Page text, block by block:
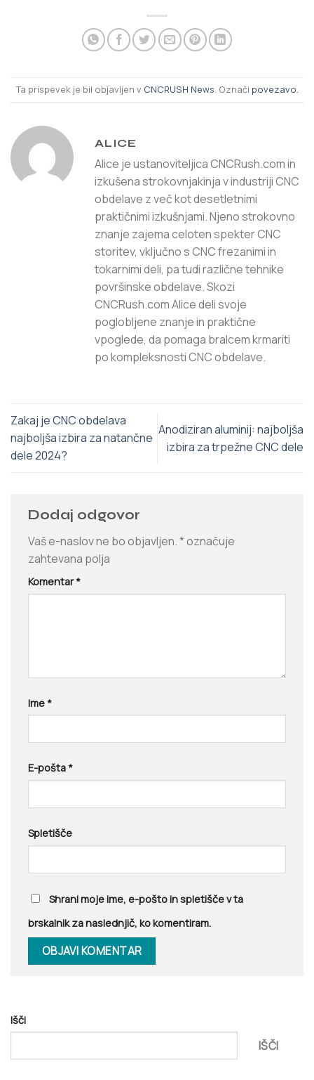
Ta prispevek je bil objavljen v CNCRUSH News. Označi povezavo.
ALICE
Alice je ustanoviteljica CNCRush.com in
izkušena strokovnjakinja v industriji CNC
obdelave z več kot desetletnimi
praktičnimi izkušnjami. Njeno strokovno
znanje zajema celoten spekter CNC
storitev, vključno s CNC frezanimi in
tokarnimi deli, pa tudi različne tehnike
površinske obdelave. Skozi
CNCRush.com Alice deli svoje
poglobljene znanje in praktične
vpoglede, da pomaga bralcem krmariti
po kompleksnosti CNC obdelave.
Zakaj je CNC obdelava
najboljša izbira za natančne
dele 2024?
Anodiziran aluminij: najboljša
izbira za trpežne CNC dele
Dodaj odgovor
Vaš e-naslov ne bo objavljen.*označuje
zahtevana polja
Komentar*
Ime *
E-pošta *
Spletišče
Shrani moje ime, e-pošto in spletišče v ta
brskalnik za naslednjič, ko komentiram.
Išči
IŠČI